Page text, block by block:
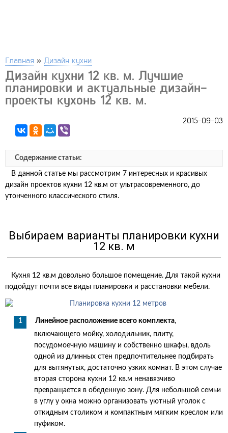
Главная » Дизайн кухни
Дизайн кухни 12 кв. м. Лучшие
планировки и актуальные дизайн-
проекты кухонь 12 кв. м.
2015-09-03
Содержание статьи:
В данной статье мы рассмотрим 7 интересных и красивых
дизайн проектов кухни 12 кв.м от ультрасовременного, до
утонченного классического стиля.
Выбираем варианты планировки кухни
12 кв. м
Кухня 12 кв.м довольно большое помещение. Для такой кухни
подойдут почти все виды планировки и расстановки мебели.
Линейное расположение всего комплекта,
включающего мойку, холодильник, плиту,
посудомоечную машину и собственно шкафы, вдоль
одной из длинных стен предпочтительнее подбирать
для вытянутых, достаточно узких комнат. В этом случае
вторая сторона кухни 12 кв.м ненавязчиво
превращается в обеденную зону. Для небольшой семьи
в углу у окна можно организовать уютный уголок с
откидным столиком и компактным мягким креслом или
пуфиком.